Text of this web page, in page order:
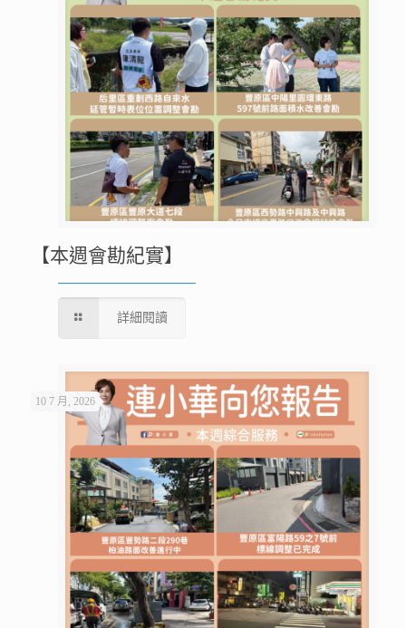
【本週會勘紀實】
詳細閱讀
10 7 月, 2026